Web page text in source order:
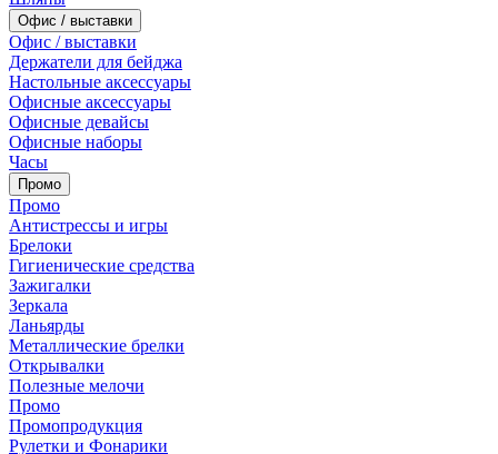
Офис / выставки
Офис / выставки
Держатели для бейджа
Настольные аксессуары
Офисные аксессуары
Офисные девайсы
Офисные наборы
Часы
Промо
Промо
Антистрессы и игры
Брелоки
Гигиенические средства
Зажигалки
Зеркала
Ланьярды
Металлические брелки
Открывалки
Полезные мелочи
Промо
Промопродукция
Рулетки и Фонарики